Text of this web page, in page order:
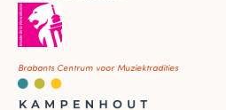
Brabants Centrum voor Muziektradities